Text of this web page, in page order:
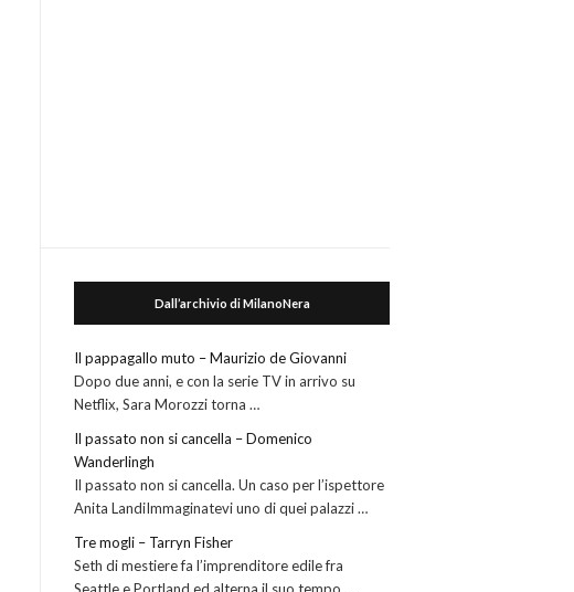
Dall’archivio di MilanoNera
Il pappagallo muto – Maurizio de Giovanni
Dopo due anni, e con la serie TV in arrivo su
Netflix, Sara Morozzi torna …
Il passato non si cancella – Domenico
Wanderlingh
Il passato non si cancella. Un caso per l’ispettore
Anita LandiImmaginatevi uno di quei palazzi …
Tre mogli – Tarryn Fisher
Seth di mestiere fa l’imprenditore edile fra